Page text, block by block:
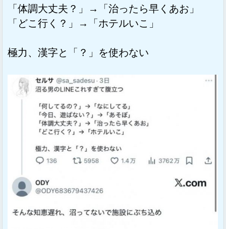
「体調大丈夫？」→「治ったら早くあお」
「どこ行く？」→「ホテルいこ」
極力、漢字と「？」を使わない